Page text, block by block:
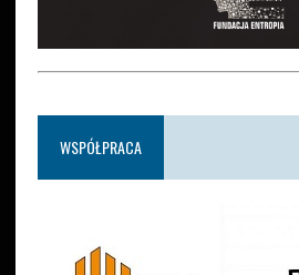
WSPÓŁPRACA